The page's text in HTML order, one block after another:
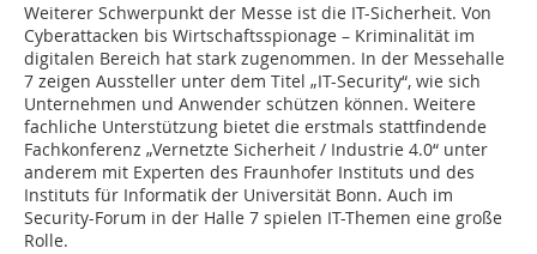
Weiterer Schwerpunkt der Messe ist die IT-Sicherheit. Von
Cyberattacken bis Wirtschaftsspionage – Kriminalität im
digitalen Bereich hat stark zugenommen. In der Messehalle
7 zeigen Aussteller unter dem Titel „IT-Security“, wie sich
Unternehmen und Anwender schützen können. Weitere
fachliche Unterstützung bietet die erstmals stattfindende
Fachkonferenz „Vernetzte Sicherheit / Industrie 4.0“ unter
anderem mit Experten des Fraunhofer Instituts und des
Instituts für Informatik der Universität Bonn. Auch im
Security-Forum in der Halle 7 spielen IT-Themen eine große
Rolle.